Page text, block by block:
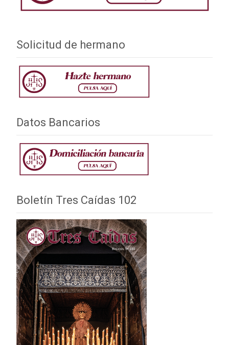
Solicitud de hermano
Datos Bancarios
Boletín Tres Caídas 102